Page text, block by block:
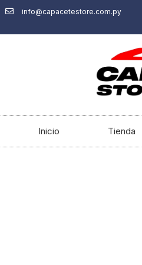
info@capacetestore.com.py
Inicio Tienda